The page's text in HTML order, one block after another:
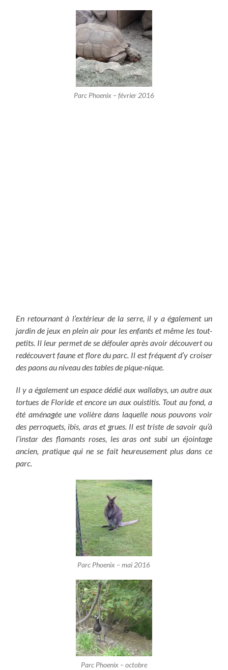
Parc Phoenix – février 2016
En retournant à l’extérieur de la serre, il y a également un
jardin de jeux en plein air pour les enfants et même les tout-
petits. Il leur permet de se défouler après avoir découvert ou
redécouvert faune et flore du parc. Il est fréquent d’y croiser
des paons au niveau des tables de pique-nique.
Il y a également un espace dédié aux wallabys, un autre aux
tortues de Floride et encore un aux ouistitis. Tout au fond, a
été aménagée une volière dans laquelle nous pouvons voir
des perroquets, ibis, aras et grues. Il est triste de savoir qu’à
l’instar des flamants roses, les aras ont subi un éjointage
ancien, pratique qui ne se fait heureusement plus dans ce
parc.
Parc Phoenix – mai 2016
Parc Phoenix – octobre